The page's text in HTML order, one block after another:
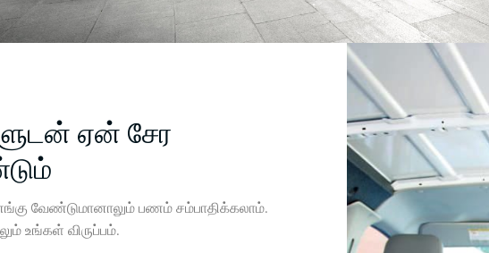
ஏன் சேர
வேண்டுமானாலும் பணம் சம்பாதிக்கலாம்.
உங்கள் விருப்பம்.